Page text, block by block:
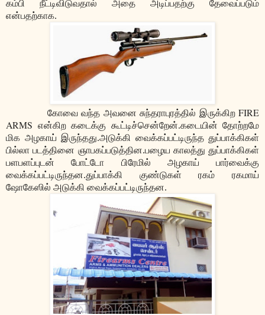
கம்பி நீட்டிவிடுவதால் அதை அடிப்பதற்கு தேவைப்படும்
என்பதற்காக.
கோவை வந்த அவனை சுந்தராபுரத்தில் இருக்கிற FIRE
ARMS என்கிற கடைக்கு கூட்டிச்சென்றேன்.கடையின் தோற்றமே
மிக அழகாய் இருந்தது.அடுக்கி வைக்கப்பட்டிருந்த துப்பாக்கிகள்
பில்லா படத்தினை ஞாபகப்படுத்தின.பழைய காலத்து துப்பாக்கிகள்
பளபளப்புடன் போட்டோ பிரேமில் அழகாய் பார்வைக்கு
வைக்கப்பட்டிருந்தன.துப்பாக்கி குண்டுகள் ரகம் ரகமாய்
ஷோகேஸில் அடுக்கி வைக்கப்பட்டிருந்தன.